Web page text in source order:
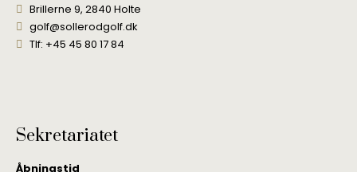
Brillerne 9, 2840 Holte
golf@sollerodgolf.dk
Tlf: +45 45 80 17 84
Sekretariatet
Åbningstid